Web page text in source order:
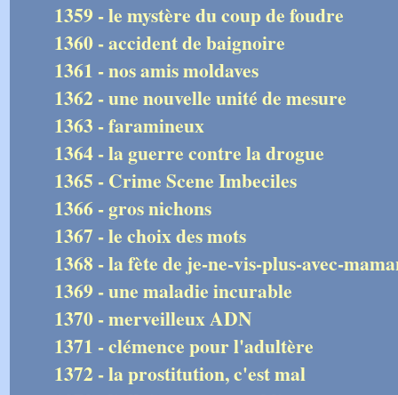
1359 - le mystère du coup de foudre
1360 - accident de baignoire
1361 - nos amis moldaves
1362 - une nouvelle unité de mesure
1363 - faramineux
1364 - la guerre contre la drogue
1365 - Crime Scene Imbeciles
1366 - gros nichons
1367 - le choix des mots
1368 - la fète de je-ne-vis-plus-avec-
1369 - une maladie incurable
1370 - merveilleux ADN
1371 - clémence pour l'adultère
1372 - la prostitution, c'est mal